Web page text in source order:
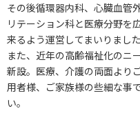
その後循環器内科、心臓血管
リテーション科と医療分野を
来るよう運営してまいりました
また、近年の高齢福祉化のニ
新設。医療、介護の両面より
用者様、ご家族様の些細な事
い。